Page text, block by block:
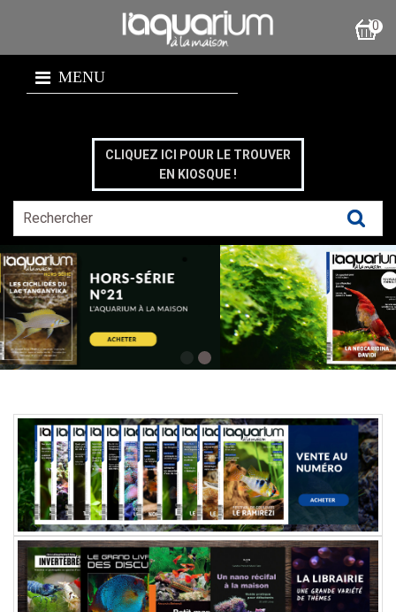
0
MENU
CLIQUEZ ICI POUR LE TROUVER
EN KIOSQUE !